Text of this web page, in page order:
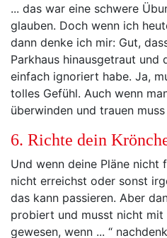
... das war eine schwere
glauben. Doch wenn ich
dann denke ich mir: Gut,
Parkhaus hinausgetraut und
einfach ignoriert habe. Ja,
tolles Gefühl. Auch wenn
überwinden und trauen muss
6. Richte dein
Und wenn deine Pläne nicht
nicht erreichst oder sonst
das kann passieren. Aber
probiert und musst nicht mit
gewesen, wenn ... “